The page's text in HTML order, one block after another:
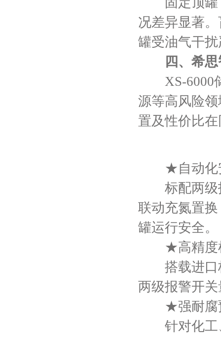
况差异显著
罐受油气干
四、希
XS-6000储
源等高风险
置及性价比
★自动化
标配两级报
联动充氮置
罐运行安全。
★高精度检
搭载进口核
两级报警开
★强耐腐预
针对化工、